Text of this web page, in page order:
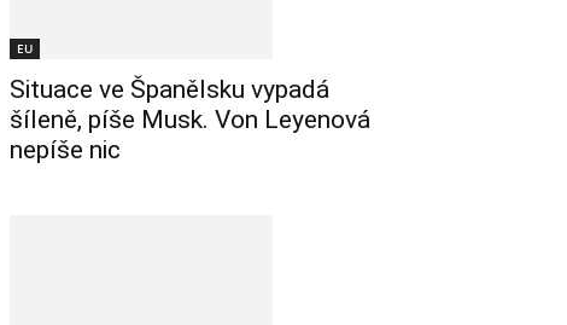
EU
Situace ve Španělsku vypadá
šíleně, píše Musk. Von Leyenová
nepíše nic